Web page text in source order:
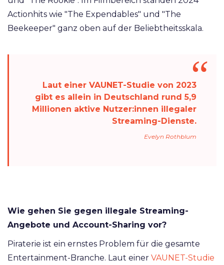
Actionhits wie "The Expendables" und "The
Beekeeper" ganz oben auf der Beliebtheitsskala.
Laut einer VAUNET-Studie von 2023
gibt es allein in Deutschland rund 5,9
Millionen aktive Nutzer:innen illegaler
Streaming-Dienste.
Evelyn Rothblum
Wie gehen Sie gegen illegale Streaming-
Angebote und Account-Sharing vor?
Piraterie ist ein ernstes Problem für die gesamte
Entertainment-Branche. Laut einer VAUNET-Studie